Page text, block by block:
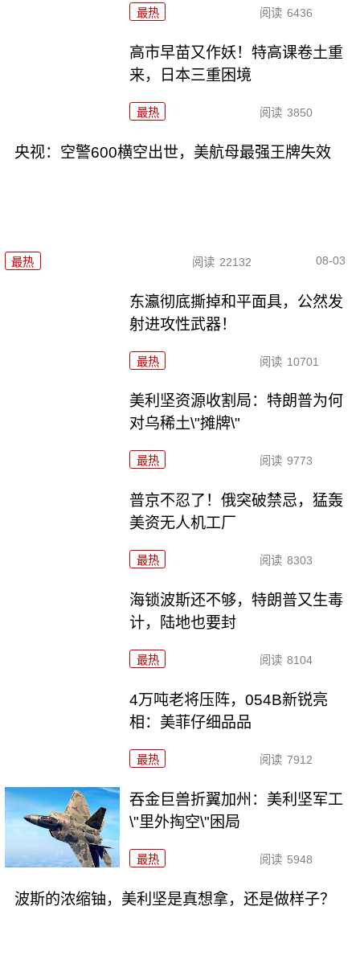
最热 阅读 6436
高市早苗又作妖！特高课卷土重
来，日本三重困境
最热 阅读 3850
央视：空警600横空出世，美航母最强王牌失效
最热 阅读 22132 08-03
东瀛彻底撕掉和平面具，公然发
射进攻性武器！
最热 阅读 10701
美利坚资源收割局：特朗普为何
对乌稀土\"摊牌\"
最热 阅读 9773
普京不忍了！俄突破禁忌，猛轰
美资无人机工厂
最热 阅读 8303
海锁波斯还不够，特朗普又生毒
计，陆地也要封
最热 阅读 8104
4万吨老将压阵，054B新锐亮
相：美菲仔细品品
最热 阅读 7912
吞金巨兽折翼加州：美利坚军工
\"里外掏空\"困局
最热 阅读 5948
波斯的浓缩铀，美利坚是真想拿，还是做样子？